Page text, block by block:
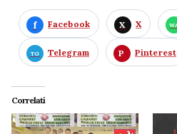
Facebook X
Telegram Pinterest
Correlati